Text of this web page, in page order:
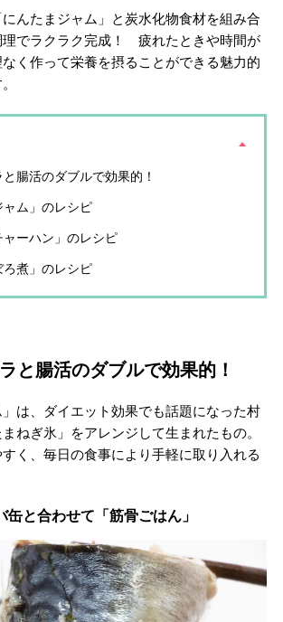
んたまジャム」と炭水化物食材を組み合
理でラクラク完成！ 疲れたときや時間が
く作って栄養を摂ることができる魅力的
腸活のダブルで効果的！
ャム」のレシピ
ャーハン」のレシピ
ろ煮」のレシピ
と腸活のダブルで効果的！
」は、ダイエット効果でも話題になった村
まねぎ氷」をアレンジして生まれたもの。
く、毎日の食事により手軽に取り入れる
缶と合わせて「筋骨ごはん」